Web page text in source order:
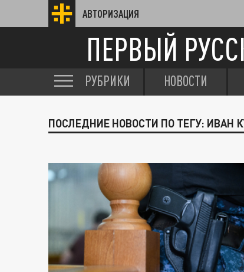
АВТОРИЗАЦИЯ
ПЕРВЫЙ
РУБРИКИ НОВОСТИ
ПОСЛЕДНИЕ НОВОСТИ ПО ТЕГУ: ИВАН